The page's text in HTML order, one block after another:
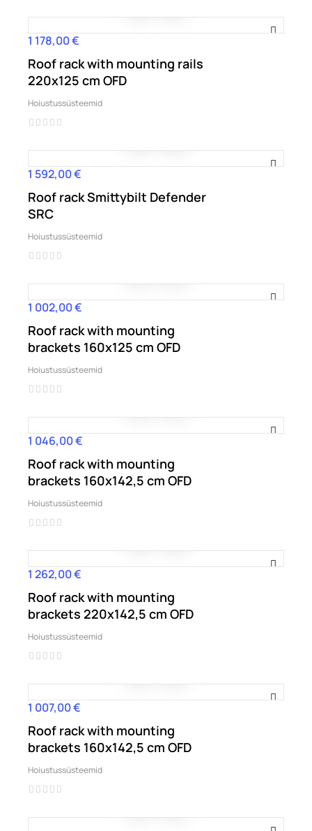
Hind
1 178,00 €
Roof rack with mounting rails
220x125 cm OFD
Hoiustussüsteemid
Hind
1 592,00 €
Roof rack Smittybilt Defender
SRC
Hoiustussüsteemid
Hind
1 002,00 €
Roof rack with mounting
brackets 160x125 cm OFD
Hoiustussüsteemid
Hind
1 046,00 €
Roof rack with mounting
brackets 160x142,5 cm OFD
Hoiustussüsteemid
Hind
1 262,00 €
Roof rack with mounting
brackets 220x142,5 cm OFD
Hoiustussüsteemid
Hind
1 007,00 €
Roof rack with mounting
brackets 160x142,5 cm OFD
Hoiustussüsteemid